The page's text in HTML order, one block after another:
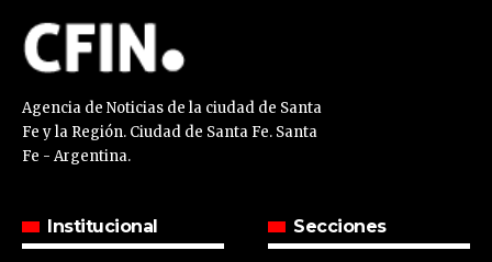
Agencia de Noticias de la ciudad de Santa
Fe y la Región. Ciudad de Santa Fe. Santa
Fe - Argentina.
Institucional Secciones